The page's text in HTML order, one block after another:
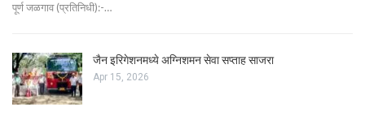
पूर्ण जळगाव (प्रतिनिधी):-…
जैन इरिगेशनमध्ये अग्निशमन सेवा सप्ताह साजरा
Apr 15, 2026